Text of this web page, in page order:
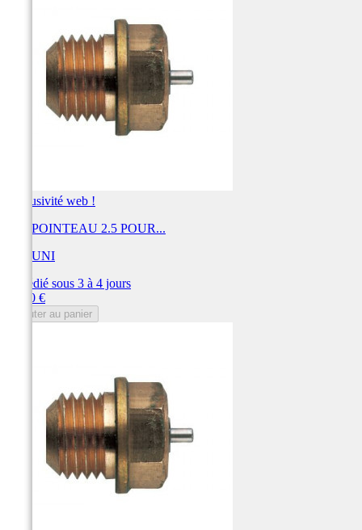
Exclusivité web !
KIT POINTEAU 2.5 POUR...
MIKUNI
Expédié sous 3 à 4 jours
30,00 €
Ajouter au panier